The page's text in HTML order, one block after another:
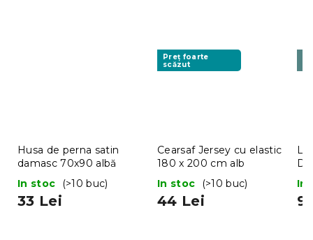
Husa de perna satin
damasc 70x90 albă
In stoc
(>10 buc)
33 Lei
Preț foarte
scăzut
Cearsaf Jersey cu elastic
180 x 200 cm alb
In stoc
(>10 buc)
44 Lei
de
In